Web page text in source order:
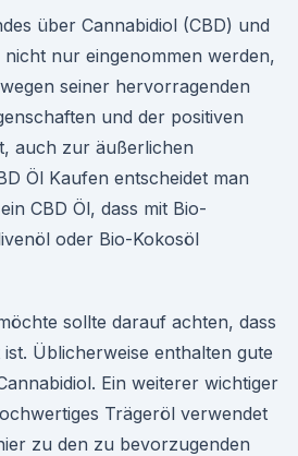
über Cannabidiol (CBD) und
nicht nur eingenommen werden,
seiner hervorragenden
und der positiven
auch zur äußerlichen
Öl Kaufen entscheidet man
CBD Öl, dass mit Bio-
oder Bio-Kokosöl
sollte darauf achten, dass
Üblicherweise enthalten gute
Ein weiterer wichtiger
Trägeröl verwendet
zu den zu bevorzugenden